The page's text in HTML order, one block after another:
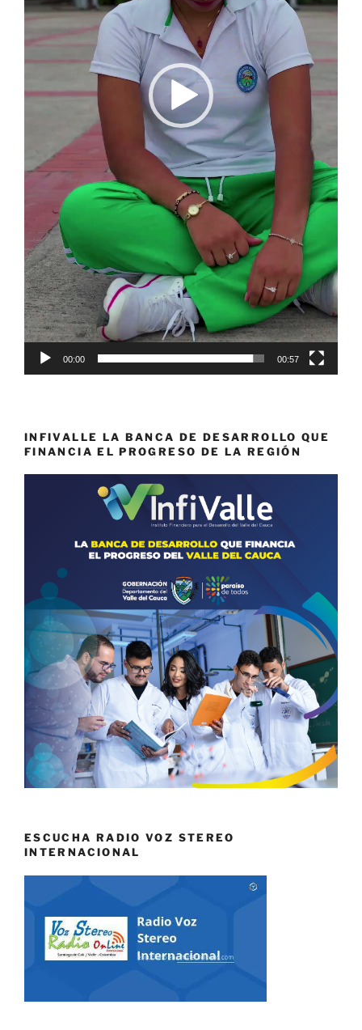
00:00 00:57
INFIVALLE LA BANCA DE DESARROLLO QUE
FINANCIA EL PROGRESO DE LA REGIÓN
ESCUCHA RADIO VOZ STEREO
INTERNACIONAL